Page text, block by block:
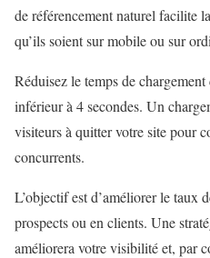
de référencement naturel facilite
qu’ils soient sur mobile ou sur
Réduisez le temps de
inférieur à 4 secondes. Un
visiteurs à quitter votre site pour
concurrents.
L’objectif est d’améliorer le taux
prospects ou en clients. Une
améliorera votre visibilité et, par